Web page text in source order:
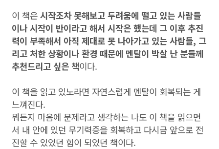
이 책은시작조차 못해보고 두려움에 떨고 있는 사람들
이나 시작이 반이라고 해서 시작은 했는데 그 이후 추진
력이 부족해서 아직 제대로 못 나아가고 있는 사람들, 그
리고 처한 상황이나 환경 때문에 멘탈이 박살 난 분들께
추천드리고 싶은 책이다.
이 책을 읽고 있노라면 자연스럽게 멘탈이 회복되는 게
느껴진다.
뭐든지 마음에 문제라고 생각하는 나도 이 책을 읽으면
서 내 안에 있던 무기력증을 회복하고 다시금 앞으로 전
진할 수 있었던 힘이 되었던 책이다.